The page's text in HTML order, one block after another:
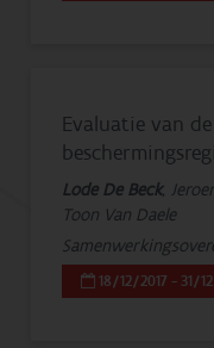
Evaluatie van
Lode De Beck,
Toon Van Daele
18/12/2017 - 31/